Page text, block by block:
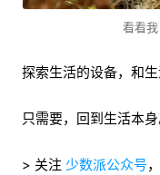
看看
探索生活的设备，和
只需要，回到生活本身
> 关注 少数派公众号